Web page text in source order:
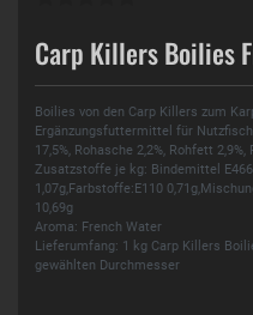
Carp Killers Boilies
Boilies von den Carp Killers zum
Ergänzungsfuttermittel für
17,5%, Rohasche 2,2%, Rohfett
Zusatzstoffe je kg: Bindemittel
1,07g,Farbstoffe:E110
10,69g
Aroma: French Water
Lieferumfang: 1 kg Carp Killers
gewählten Durchmesser